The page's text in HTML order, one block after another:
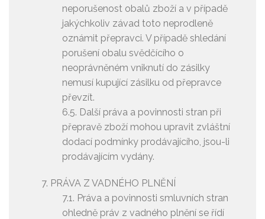
neporušenost obalů zboží a v případě
jakýchkoliv závad toto neprodleně
oznámit přepravci. V případě shledání
porušení obalu svědčícího o
neoprávněném vniknutí do zásilky
nemusí kupující zásilku od přepravce
převzít.
6.5. Další práva a povinnosti stran při
přepravě zboží mohou upravit zvláštní
dodací podmínky prodávajícího, jsou-li
prodávajícím vydány.
PRÁVA Z VADNÉHO PLNĚNÍ
7.1. Práva a povinnosti smluvních stran
ohledně práv z vadného plnění se řídí